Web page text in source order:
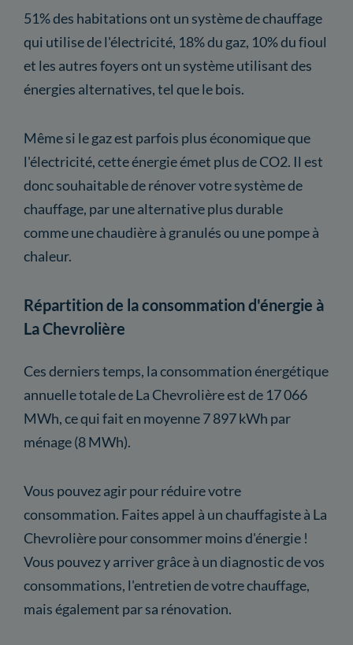
51% des habitations ont un système de chauffage
qui utilise de l'électricité, 18% du gaz, 10% du fioul
et les autres foyers ont un système utilisant des
énergies alternatives, tel que le bois.
Même si le gaz est parfois plus économique que
l'électricité, cette énergie émet plus de CO2. Il est
donc souhaitable de rénover votre système de
chauffage, par une alternative plus durable
comme une chaudière à granulés ou une pompe à
chaleur.
Répartition de la consommation d'énergie à
La Chevrolière
Ces derniers temps, la consommation énergétique
annuelle totale de La Chevrolière est de 17 066
MWh, ce qui fait en moyenne 7 897 kWh par
ménage (8 MWh).
Vous pouvez agir pour réduire votre
consommation. Faites appel à un chauffagiste à La
Chevrolière pour consommer moins d'énergie !
Vous pouvez y arriver grâce à un diagnostic de vos
consommations, l'entretien de votre chauffage,
mais également par sa rénovation.